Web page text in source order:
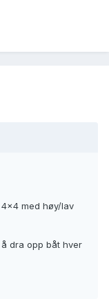
med høy/lav
dra opp båt hver